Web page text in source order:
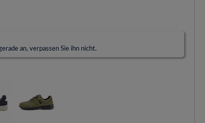
an, verpassen Sie ihn nicht.